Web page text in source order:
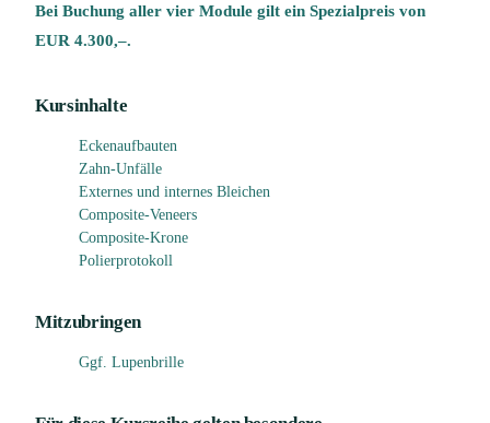
Bei Buchung aller vier Module gilt ein Spezialpreis von
EUR 4.300,–.
Kursinhalte
Eckenaufbauten
Zahn-Unfälle
Externes und internes Bleichen
Composite-Veneers
Composite-Krone
Polierprotokoll
Mitzubringen
Ggf. Lupenbrille